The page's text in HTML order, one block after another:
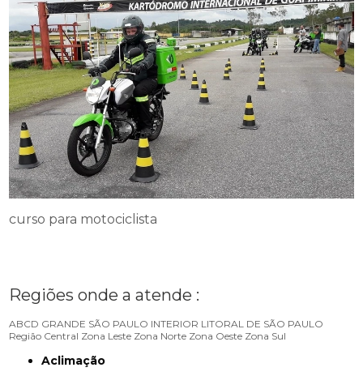
curso para motociclista
Regiões onde a atende :
ABCD GRANDE SÃO PAULO INTERIOR LITORAL DE SÃO PAULO
Região Central Zona Leste Zona Norte Zona Oeste Zona Sul
Aclimação